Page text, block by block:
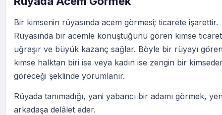
Bir kimsenin rüyasında acem görmesi; ticarete işarettir.
Rüyasında bir acemle konuştuğunu gören kimse
uğraşır ve büyük kazanç sağlar. Böyle bir rüyayı
kimse halktan biri ise veya kadın ise zengin bir
göreceği şeklinde yorumlanır.
Rüyada tanımadığı, yani yabancı bir adamı görmek,
arkadaşa delâlet eder.